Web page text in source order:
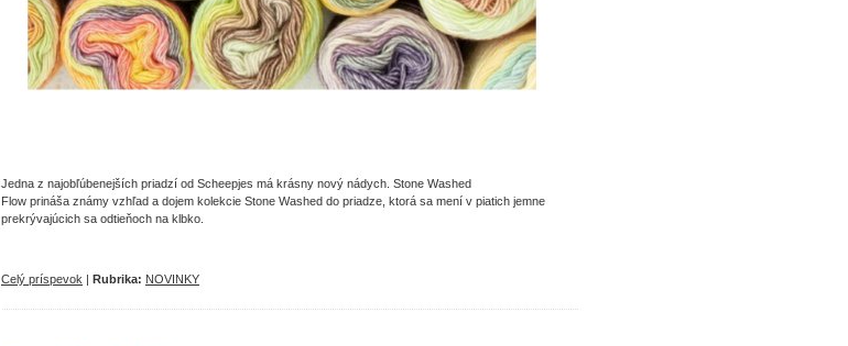
Jedna z najobľúbenejších priadzí od Scheepjes má krásny nový nádych. Stone Washed
Flow prináša známy vzhľad a dojem kolekcie Stone Washed do priadze, ktorá sa mení v piatich jemne
prekrývajúcich sa odtieňoch na klbko.
Celý príspevok Rubrika: NOVINKY